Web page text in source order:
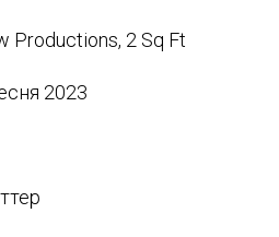
Productions, 2 Sq Ft
2023